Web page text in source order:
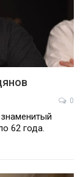
0
62 года.